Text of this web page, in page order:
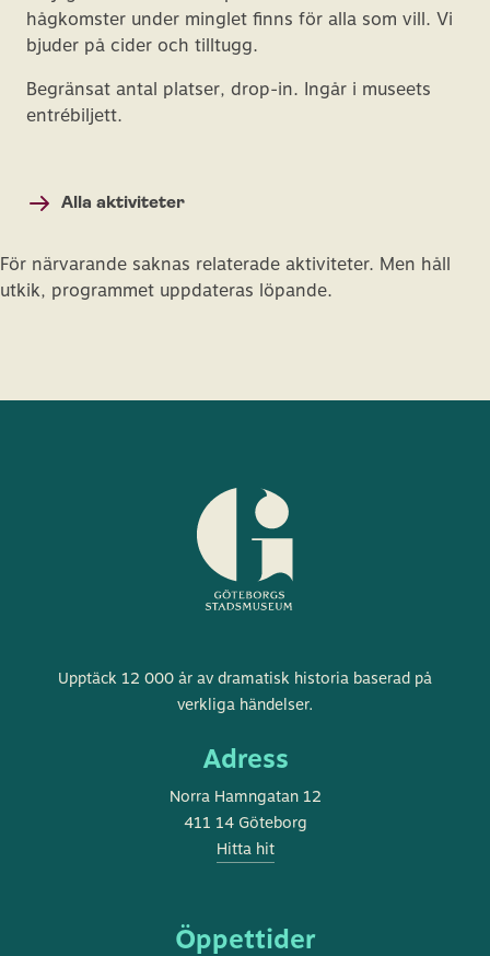
hågkomster under minglet finns för alla som vill. Vi
bjuder på cider och tilltugg.
Begränsat antal platser, drop-in. Ingår i museets
entrébiljett.
Alla aktiviteter
För närvarande saknas relaterade aktiviteter. Men håll
utkik, programmet uppdateras löpande.
Göteborgs
stadsmuseum
Upptäck 12 000 år av dramatisk historia baserad på
verkliga händelser.
Adress
Norra Hamngatan 12
411 14 Göteborg
Hitta hit
Öppettider